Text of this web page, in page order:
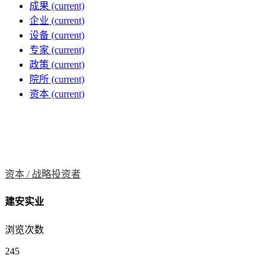
成果 (current)
企业 (current)
设备 (current)
专家 (current)
政策 (current)
院所 (current)
资本 (current)
资本 / 战略投资者
建安实业
浏览次数
245